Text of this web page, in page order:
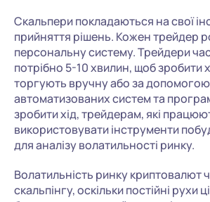
Скальпери покладаються на свої
прийняття рішень. Кожен трейдер
персональну систему. Трейдери
потрібно 5-10 хвилин, щоб зробити
торгують вручну або за допомогою
автоматизованих систем та
зробити хід, трейдерам, які
використовувати інструменти
для аналізу волатильності ринку.
Волатильність ринку криптовалют
скальпінгу, оскільки постійні рухи